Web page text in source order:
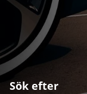
Sök efter